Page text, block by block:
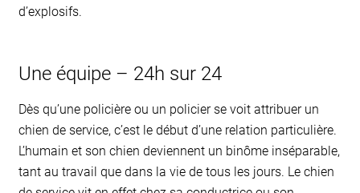
d’explosifs.
Une équipe – 24h sur 24
Dès qu’une policière ou un policier se voit attribuer un
chien de service, c’est le début d’une relation particulière.
L’humain et son chien deviennent un binôme inséparable,
tant au travail que dans la vie de tous les jours. Le chien